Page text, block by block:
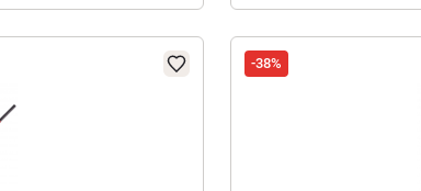
-38%